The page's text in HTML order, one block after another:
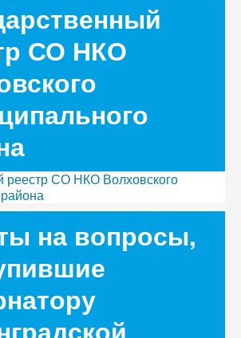
СО НКО
реестр СО НКО Волховского
на вопросы,